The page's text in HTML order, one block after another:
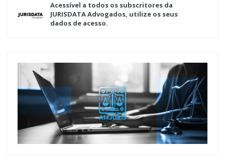
Acessível a todos os subscritores da
JURISDATA Advogados, utilize os seus
dados de acesso.